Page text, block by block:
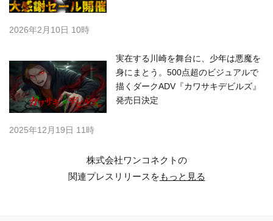
2026年2月10日 10時
実在する川崎を舞台に、少年は悪魔を
身にまとう。500点超のビジュアルで
描くダークADV『カワサキデビルズ』
発売日決定
2025年12月19日 11時
株式会社ワンコネクトの
関連プレスリリースをもっと見る